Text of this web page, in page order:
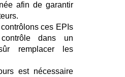
afin de garantir
ces EPIs
dans un
remplacer les
est nécessaire